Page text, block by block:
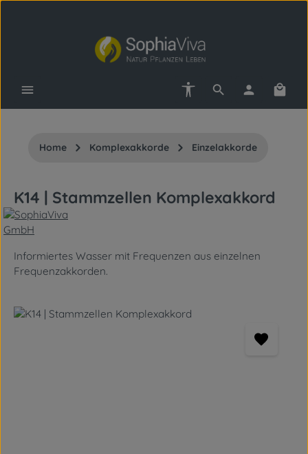
Zum Hauptinhalt springen
Werkzeugleiste anzeigen
Home Komplexakkorde Einzelakkorde
K14 | Stammzellen Komplexakkord
Informiertes Wasser mit Frequenzen aus einzelnen
Frequenzakkorden.
Bildergalerie überspringen